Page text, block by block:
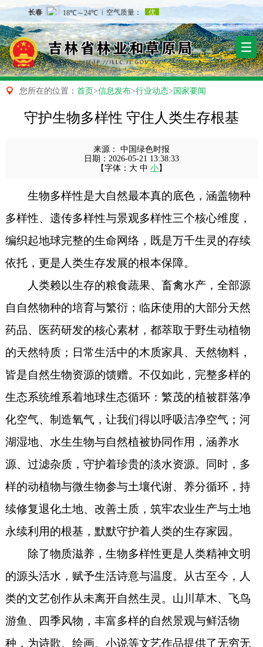
 您所在的位置： 首页>信息发布>行业动态> 国家要闻
守护生物多样性 守住人类生存根基
来源：
中国绿色时报
日期： 2026-05-21 13:38:33
【字体： 大 中 小】
生物多样性是大自然最本真的底色，涵盖物种
多样性、遗传多样性与景观多样性三个核心维度，
编织起地球完整的生命网络，既是万千生灵的存续
依托，更是人类生存发展的根本保障。
人类赖以生存的粮食蔬果、畜禽水产，全部源
自自然物种的培育与繁衍；临床使用的大部分天然
药品、医药研发的核心素材，都萃取于野生动植物
的天然特质；日常生活中的木质家具、天然物料，
皆是自然生物资源的馈赠。不仅如此，完整多样的
生态系统维系着地球生态循环：繁茂的植被群落净
化空气、制造氧气，让我们得以呼吸洁净空气；河
湖湿地、水生生物与自然植被协同作用，涵养水
源、过滤杂质，守护着珍贵的淡水资源。同时，多
样的动植物与微生物参与土壤代谢、养分循环，持
续修复退化土地、改善土质，筑牢农业生产与土地
永续利用的根基，默默守护着人类的生存家园。
除了物质滋养，生物多样性更是人类精神文明
的源头活水，赋予生活诗意与温度。从古至今，人
类的文艺创作从未离开自然生灵。山川草木、飞鸟
游鱼、四季风物，丰富多样的自然景观与鲜活物
种，为诗歌、绘画、小说等文艺作品提供了无穷无